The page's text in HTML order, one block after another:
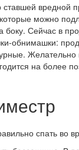
ставшей вредной
можно
боку. Сейчас в
обнимашки:
Желательно
на более